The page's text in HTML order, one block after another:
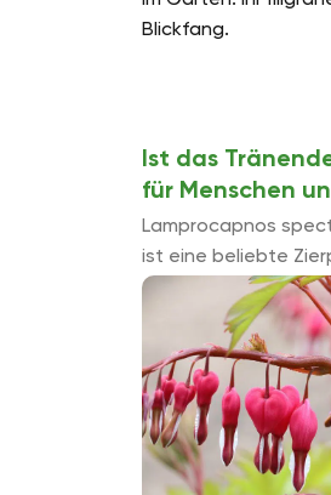
Blickfang.
Ist das
für Menschen
Lamprocapnos
ist eine beliebte
einzigartigen
wie rosa Herzen
würden ...